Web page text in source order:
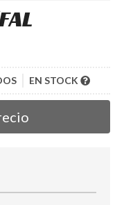
EN STOCK